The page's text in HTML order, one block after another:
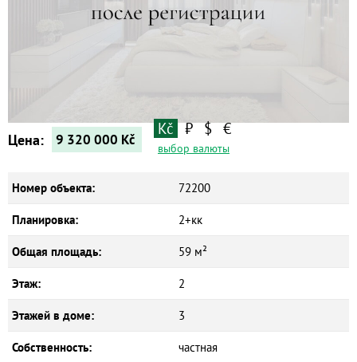
Квартиры
Цена: 9 320 000 Kč
Kč ₽ $ €
выбор валюты
Номер объекта: 72200
Планировка: 2+кк
Общая площадь: 59 м²
Этаж: 2
Этажей в доме: 3
Собственность: частная